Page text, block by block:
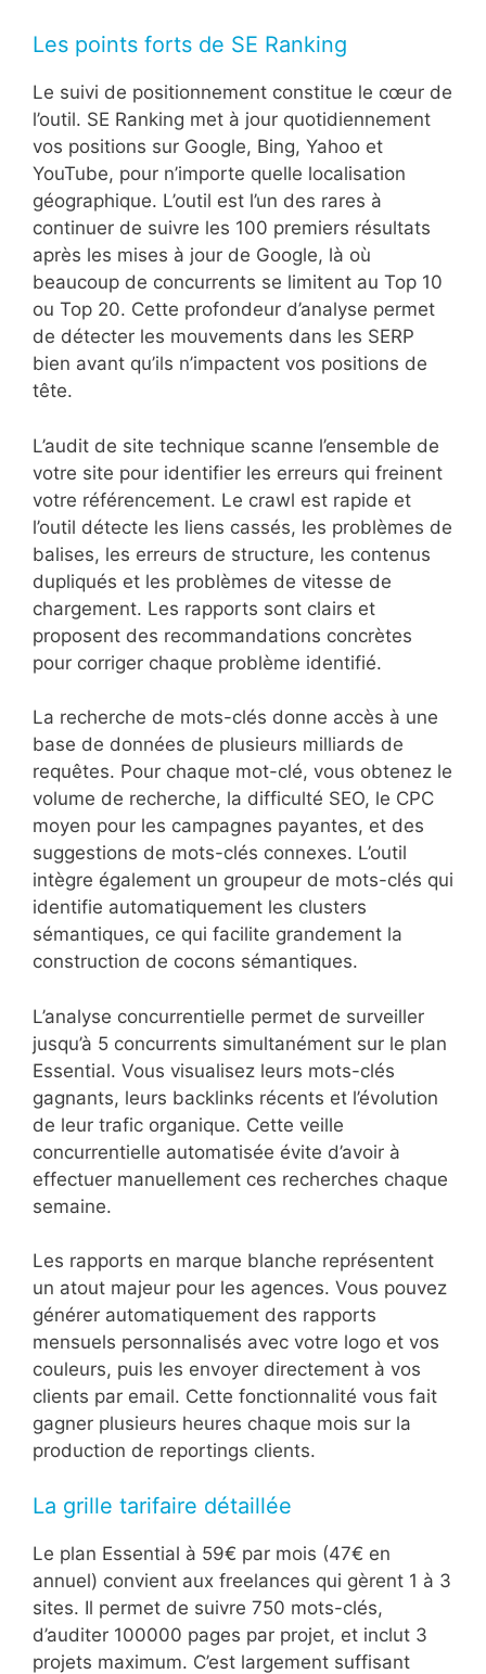
Les points forts de SE Ranking
Le suivi de positionnement constitue le cœur de
l’outil. SE Ranking met à jour quotidiennement
vos positions sur Google, Bing, Yahoo et
YouTube, pour n’importe quelle localisation
géographique. L’outil est l’un des rares à
continuer de suivre les 100 premiers résultats
après les mises à jour de Google, là où
beaucoup de concurrents se limitent au Top 10
ou Top 20. Cette profondeur d’analyse permet
de détecter les mouvements dans les SERP
bien avant qu’ils n’impactent vos positions de
tête.
L’audit de site technique scanne l’ensemble de
votre site pour identifier les erreurs qui freinent
votre référencement. Le crawl est rapide et
l’outil détecte les liens cassés, les problèmes de
balises, les erreurs de structure, les contenus
dupliqués et les problèmes de vitesse de
chargement. Les rapports sont clairs et
proposent des recommandations concrètes
pour corriger chaque problème identifié.
La recherche de mots-clés donne accès à une
base de données de plusieurs milliards de
requêtes. Pour chaque mot-clé, vous obtenez le
volume de recherche, la difficulté SEO, le CPC
moyen pour les campagnes payantes, et des
suggestions de mots-clés connexes. L’outil
intègre également un groupeur de mots-clés qui
identifie automatiquement les clusters
sémantiques, ce qui facilite grandement la
construction de cocons sémantiques.
L’analyse concurrentielle permet de surveiller
jusqu’à 5 concurrents simultanément sur le plan
Essential. Vous visualisez leurs mots-clés
gagnants, leurs backlinks récents et l’évolution
de leur trafic organique. Cette veille
concurrentielle automatisée évite d’avoir à
effectuer manuellement ces recherches chaque
semaine.
Les rapports en marque blanche représentent
un atout majeur pour les agences. Vous pouvez
générer automatiquement des rapports
mensuels personnalisés avec votre logo et vos
couleurs, puis les envoyer directement à vos
clients par email. Cette fonctionnalité vous fait
gagner plusieurs heures chaque mois sur la
production de reportings clients.
La grille tarifaire détaillée
Le plan Essential à 59€ par mois (47€ en
annuel) convient aux freelances qui gèrent 1 à 3
sites. Il permet de suivre 750 mots-clés,
d’auditer 100000 pages par projet, et inclut 3
projets maximum. C’est largement suffisant